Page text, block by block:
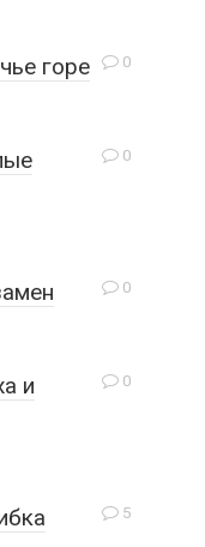
0
горе
0
0
0
и
5